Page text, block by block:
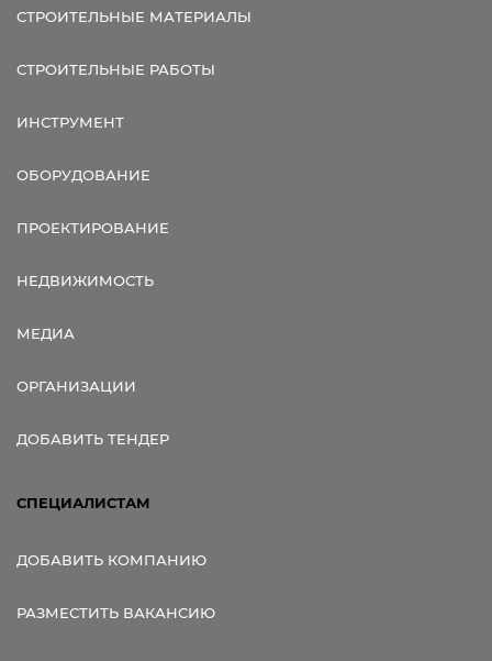
СТРОИТЕЛЬНЫЕ МАТЕРИАЛЫ
СТРОИТЕЛЬНЫЕ РАБОТЫ
ИНСТРУМЕНТ
ОБОРУДОВАНИЕ
ПРОЕКТИРОВАНИЕ
НЕДВИЖИМОСТЬ
МЕДИА
ОРГАНИЗАЦИИ
ДОБАВИТЬ ТЕНДЕР
СПЕЦИАЛИСТАМ
ДОБАВИТЬ КОМПАНИЮ
РАЗМЕСТИТЬ ВАКАНСИЮ